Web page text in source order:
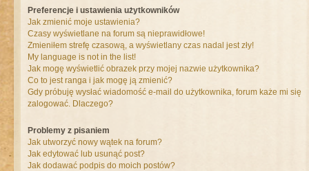
Preferencje i ustawienia użytkowników
Jak zmienić moje ustawienia?
Czasy wyświetlane na forum są nieprawidłowe!
Zmieniłem strefę czasową, a wyświetlany czas nadal jest zły!
My language is not in the list!
Jak mogę wyświetlić obrazek przy mojej nazwie użytkownika?
Co to jest ranga i jak mogę ją zmienić?
Gdy próbuję wysłać wiadomość e-mail do użytkownika, forum każe mi się
zalogować. Dlaczego?
Problemy z pisaniem
Jak utworzyć nowy wątek na forum?
Jak edytować lub usunąć post?
Jak dodawać podpis do moich postów?